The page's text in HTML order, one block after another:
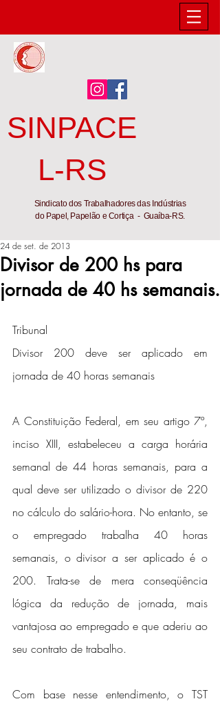
SINPACE
L-RS
Sindicato dos Trabalhadores das Indústrias
do Papel, Papelão e Cortiça - Guaíba-RS.
Divisor de 200 hs para
jornada de 40 hs semanais.
24 de set. de 2013
Tribunal
Divisor 200 deve ser aplicado em
jornada de 40 horas semanais
A Constituição Federal, em seu artigo 7º,
inciso XIII, estabeleceu a carga horária
semanal de 44 horas semanais, para a
qual deve ser utilizado o divisor de 220
no cálculo do salário-hora. No entanto, se
o empregado trabalha 40 horas
semanais, o divisor a ser aplicado é o
200. Trata-se de mera conseqüência
lógica da redução de jornada, mais
vantajosa ao empregado e que aderiu ao
seu contrato de trabalho.
Com base nesse entendimento, o TST